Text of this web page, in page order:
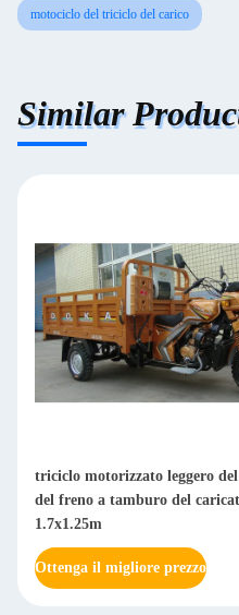
motociclo del triciclo del carico
Similar
triciclo motorizzato leggero
del freno a tamburo del
1.7x1.25m
Ottenga il migliore prezzo